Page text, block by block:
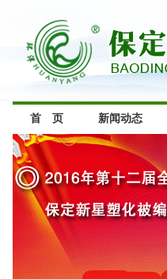
首 页 新闻动态